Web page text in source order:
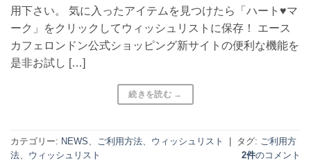
用下さい。 気に入ったアイテムを見つけたら「ハート♥マ
ーク」をクリックしてウィッシュリストに保存！ エース
カフェロンドン公式ショッピング新サイトの便利な機能を
是非お試し […]
続きを読む →
カテゴリー: NEWS ご利用方法 ウィッシュリスト タグ: ご利用方
法
ウィッシュリスト 2件のコメント